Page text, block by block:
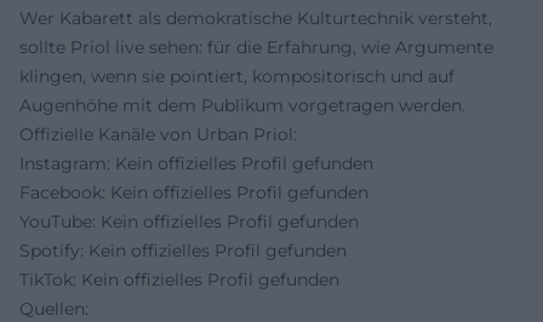
Wer Kabarett als demokratische Kulturtechnik versteht,
sollte Priol live sehen: für die Erfahrung, wie Argumente
klingen, wenn sie pointiert, kompositorisch und auf
Augenhöhe mit dem Publikum vorgetragen werden.
Offizielle Kanäle von Urban Priol:
Instagram: Kein offizielles Profil gefunden
Facebook: Kein offizielles Profil gefunden
YouTube: Kein offizielles Profil gefunden
Spotify: Kein offizielles Profil gefunden
TikTok: Kein offizielles Profil gefunden
Quellen: